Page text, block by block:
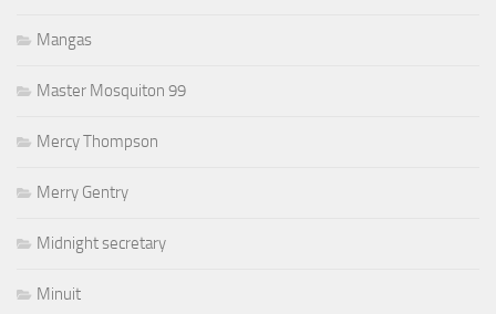
Mangas
Master Mosquiton 99
Mercy Thompson
Merry Gentry
Midnight secretary
Minuit